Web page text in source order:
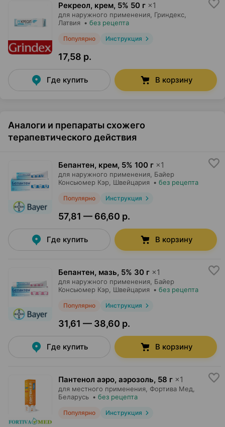
Рекреол, крем, 5% 50 г ×1
для наружного применения, Гриндекс
Латвия • без рецепта
Популярно Инструкция
17,58 р.
Где купить В корзину
Аналоги и препараты схожего
терапевтического действия
Бепантен, крем, 5% 100 г ×1
для наружного применения, Байер
Консьюмер Кэр , Швейцария • без рецепта
Популярно Инструкция
57,81 — 66,60 р.
Где купить В корзину
Бепантен, мазь, 5% 30 г ×1
для наружного применения, Байер
Консьюмер Кэр , Швейцария • без рецепта
Популярно Инструкция
31,61 — 38,60 р.
Где купить В корзину
Пантенол аэро, аэрозоль, 58 г ×1
для местного применения, Фортива Мед
Беларусь • без рецепта
Популярно Инструкция